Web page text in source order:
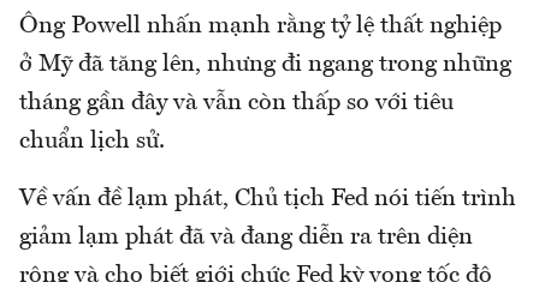
Ông Powell nhấn mạnh rằng tỷ lệ thất nghiệp
ở Mỹ đã tăng lên, nhưng đi ngang trong những
tháng gần đây và vẫn còn thấp so với tiêu
chuẩn lịch sử.
Về vấn đề lạm phát, Chủ tịch Fed nói tiến trình
giảm lạm phát đã và đang diễn ra trên diện
rộng và cho biết giới chức Fed kỳ vọng tốc độ